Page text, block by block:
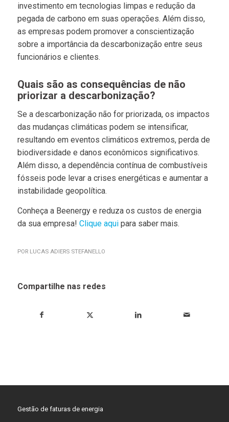
investimento em tecnologias limpas e redução da
pegada de carbono em suas operações. Além disso,
as empresas podem promover a conscientização
sobre a importância da descarbonização entre seus
funcionários e clientes.
Quais são as consequências de não
priorizar a descarbonização?
Se a descarbonização não for priorizada, os impactos
das mudanças climáticas podem se intensificar,
resultando em eventos climáticos extremos, perda de
biodiversidade e danos econômicos significativos.
Além disso, a dependência contínua de combustíveis
fósseis pode levar a crises energéticas e aumentar a
instabilidade geopolítica.
Conheça a Beenergy e reduza os custos de energia
da sua empresa! Clique aquipara saber mais.
POR LUCAS ADIERS STEFANELLO
Compartilhe nas redes
Gestão de faturas de energia